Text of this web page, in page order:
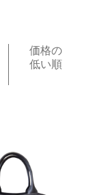
価格の
低い順